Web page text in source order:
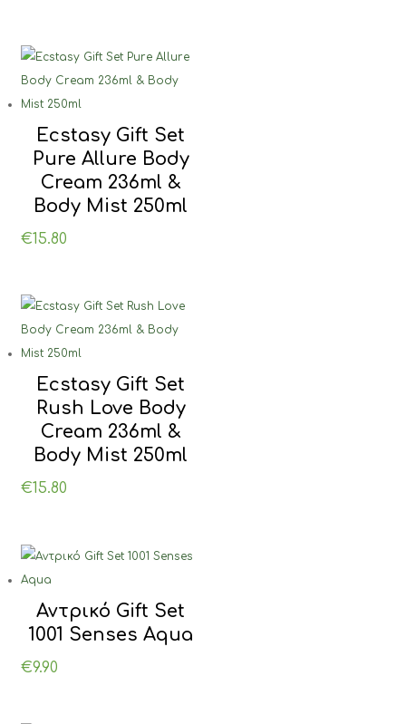
Ecstasy Gift Set
Pure Allure Body
Cream 236ml &
Body Mist 250ml
€15.80
Ecstasy Gift Set
Rush Love Body
Cream 236ml &
Body Mist 250ml
€15.80
Αντρικό Gift Set
1001 Senses Aqua
€9.90